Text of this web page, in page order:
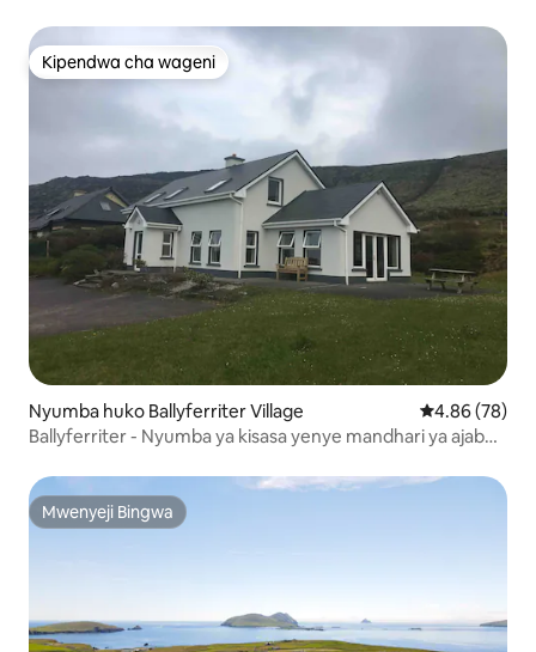
Kipendwa cha wageni
Kipendwa cha wageni
Nyumba huko Ballyferriter Village Ukadiriaji wa
4.86 (78)
Ballyferriter - Nyumba ya kisasa yenye mandhari ya ajabu
Mwenyeji Bingwa
Mwenyeji Bingwa